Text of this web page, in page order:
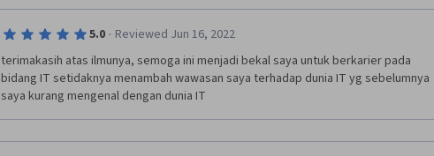
5.0 · Reviewed Jun 16, 2022
terimakasih atas ilmunya, semoga ini menjadi bekal saya untuk berkarier pada
bidang IT setidaknya menambah wawasan saya terhadap dunia IT yg sebelumnya
saya kurang mengenal dengan dunia IT